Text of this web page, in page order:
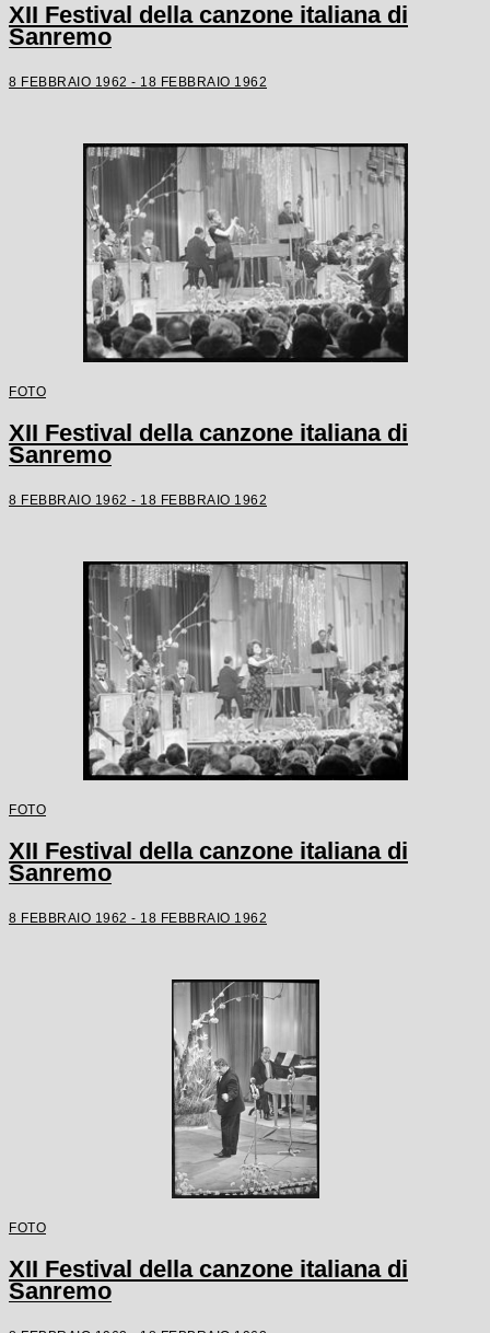
XII Festival della canzone italiana di
Sanremo
8 FEBBRAIO 1962 - 18 FEBBRAIO 1962
FOTO
XII Festival della canzone italiana di
Sanremo
8 FEBBRAIO 1962 - 18 FEBBRAIO 1962
FOTO
XII Festival della canzone italiana di
Sanremo
8 FEBBRAIO 1962 - 18 FEBBRAIO 1962
FOTO
XII Festival della canzone italiana di
Sanremo